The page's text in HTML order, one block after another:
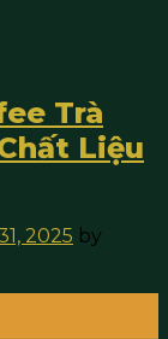
Trà
Liệu
2025 by